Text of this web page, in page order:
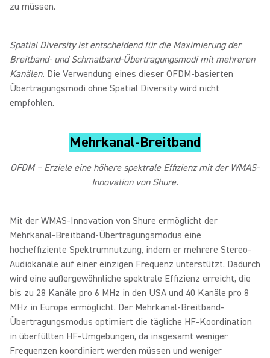
zu müssen.
Spatial Diversity ist entscheidend für die Maximierung der
Breitband- und Schmalband-Übertragungsmodi mit mehreren
Kanälen. Die Verwendung eines dieser OFDM-basierten
Übertragungsmodi ohne Spatial Diversity wird nicht
empfohlen.
Mehrkanal-Breitband
OFDM – Erziele eine höhere spektrale Effizienz mit der WMAS-
Innovation von Shure.
Mit der WMAS-Innovation von Shure ermöglicht der
Mehrkanal-Breitband-Übertragungsmodus eine
hocheffiziente Spektrumnutzung, indem er mehrere Stereo-
Audiokanäle auf einer einzigen Frequenz unterstützt. Dadurch
wird eine außergewöhnliche spektrale Effizienz erreicht, die
bis zu 28 Kanäle pro 6 MHz in den USA und 40 Kanäle pro 8
MHz in Europa ermöglicht. Der Mehrkanal-Breitband-
Übertragungsmodus optimiert die tägliche HF-Koordination
in überfüllten HF-Umgebungen, da insgesamt weniger
Frequenzen koordiniert werden müssen und weniger